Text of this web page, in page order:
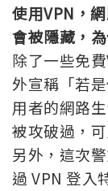
使用VPN，
會被隱藏，
除了一些免
外宣稱「若
用者的網路
被攻破過，
另外，這次
過 VPN 登入